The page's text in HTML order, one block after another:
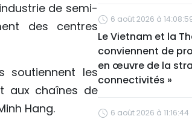
de semi-
des centres
soutiennent les
aux chaînes de
Hang.
6 août 2026 à
Le Vietnam et la
conviennent de
en œuvre de la
connectivités »
6 août 2026 à 11:16:44